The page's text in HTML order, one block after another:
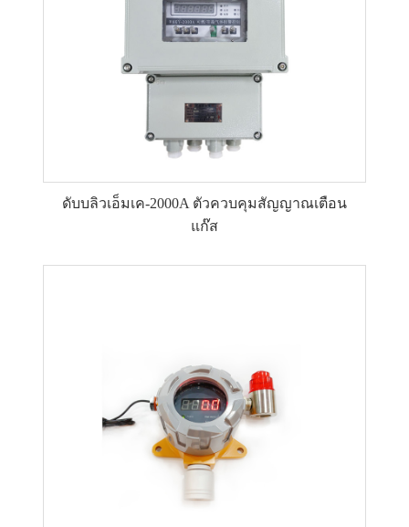
ดับบลิวเอ็มเค-2000A ตัวควบคุมสัญญาณเตือน
แก๊ส